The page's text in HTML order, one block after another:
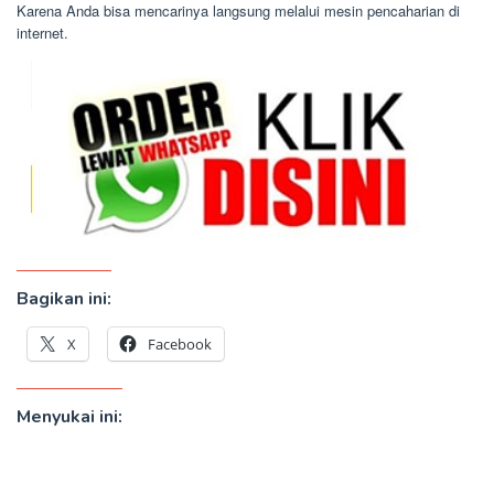
Karena Anda bisa mencarinya langsung melalui mesin pencaharian di
internet.
Bagikan ini:
X Facebook
Menyukai ini: